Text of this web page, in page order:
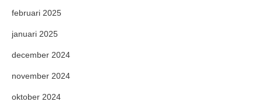
februari 2025
januari 2025
december 2024
november 2024
oktober 2024